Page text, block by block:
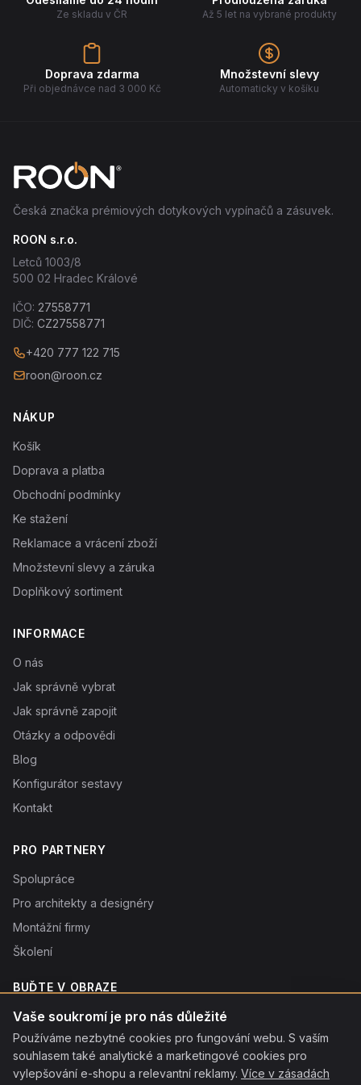
Ze skladu v ČR Až 5 let na vybrané produkty
Doprava zdarma
Při objednávce nad 3 000 Kč
Množstevní slevy
Automaticky v košíku
Česká značka prémiových dotykových vypínačů a zásuvek.
ROON s.r.o.
Letců 1003/8
500 02 Hradec Králové
IČO: 27558771
DIČ: CZ27558771
+420 777 122 715
roon@roon.cz
NÁKUP
Košík
Doprava a platba
Obchodní podmínky
Ke stažení
Reklamace a vrácení zboží
Množstevní slevy a záruka
Doplňkový sortiment
INFORMACE
O nás
Jak správně vybrat
Jak správně zapojit
Otázky a odpovědi
Blog
Konfigurátor sestavy
Kontakt
PRO PARTNERY
Spolupráce
Pro architekty a designéry
Montážní firmy
Školení
BUĎTE V OBRAZE
Novinky o produktech, tipy a slevy. Typicky 1× týdně.
Odebírat
Odebráním souhlasíte sezpracováním osobních údajů. Odhlásit se můžete kdykoliv
Vaše soukromí je pro nás důležité
Používáme nezbytné cookies pro fungování webu. S vaším
souhlasem také analytické a marketingové cookies pro
vylepšování e-shopu a relevantní reklamy. Více v zásadách